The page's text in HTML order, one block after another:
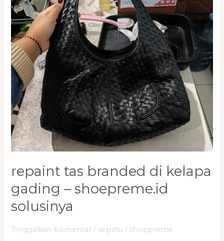
repaint tas branded di kelapa
gading – shoepreme.id
solusinya
Tinggalkan Komentar / sepatu / shoepreme
Gading
–
Shoepreme.ID
Solusinya